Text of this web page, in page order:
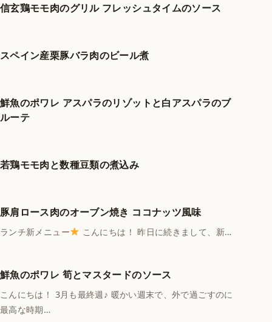
信玄鶏モモ肉のグリル フレッシュタイムのソース
スペイン産栗豚バラ肉のビール煮
鮮魚のポワレ アスパラのリゾットと白アスパラのブ
ルーテ
若鶏モモ肉と数種豆類の煮込み
豚肩ロース肉のオーブン焼き ココナッツ風味
ランチ新メニュー こんにちは！ 昨日に続きまして、新…
鮮魚のポワレ 筍とマスタードのソース
こんにちは！ 3月も最終週♪ 暖かい週末で、外で過ごすのに
最高な時期…